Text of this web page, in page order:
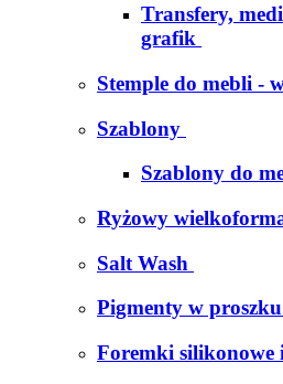
Transfery,
grafik
Stemple do mebli -
Szablony
Szablony do
Ryżowy
Salt Wash
Pigmenty w
Foremki silikonowe